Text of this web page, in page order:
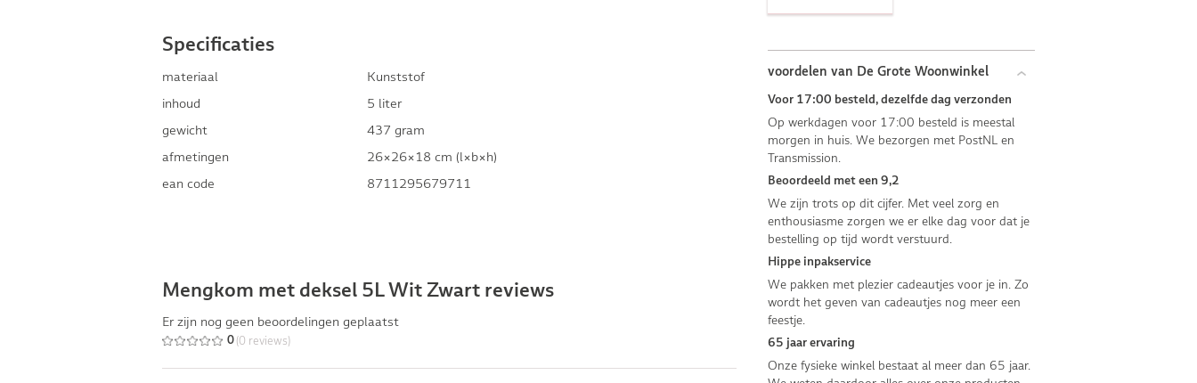
Specificaties
materiaal
Kunststof
inhoud
5 liter
gewicht
437 gram
afmetingen
26×26×18 cm (l×b×h)
ean code
8711295679711
Mengkom met deksel 5L Wit Zwart reviews
Er zijn nog geen beoordelingen geplaatst
0 (0 reviews)
voordelen van De Grote Woonwinkel
Voor 17:00 besteld, dezelfde dag verzonden
Op werkdagen voor 17:00 besteld is meestal
morgen in huis. We bezorgen met PostNL en
Transmission.
Beoordeeld met een 9,2
We zijn trots op dit cijfer. Met veel zorg en
enthousiasme zorgen we er elke dag voor dat je
bestelling op tijd wordt verstuurd.
Hippe inpakservice
We pakken met plezier cadeautjes voor je in. Zo
wordt het geven van cadeautjes nog meer een
feestje.
65 jaar ervaring
Onze fysieke winkel bestaat al meer dan 65 jaar.